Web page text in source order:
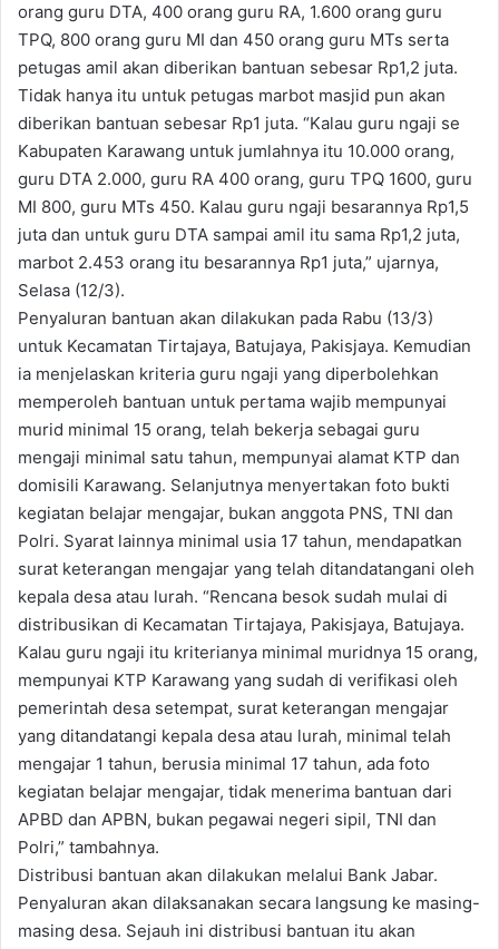
orang guru DTA, 400 orang guru RA, 1.600 orang guru
TPQ, 800 orang guru MI dan 450 orang guru MTs serta
petugas amil akan diberikan bantuan sebesar Rp1,2 juta.
Tidak hanya itu untuk petugas marbot masjid pun akan
diberikan bantuan sebesar Rp1 juta. “Kalau guru ngaji se
Kabupaten Karawang untuk jumlahnya itu 10.000 orang,
guru DTA 2.000, guru RA 400 orang, guru TPQ 1600, guru
MI 800, guru MTs 450. Kalau guru ngaji besarannya Rp1,5
juta dan untuk guru DTA sampai amil itu sama Rp1,2 juta,
marbot 2.453 orang itu besarannya Rp1 juta,” ujarnya,
Selasa (12/3).
Penyaluran bantuan akan dilakukan pada Rabu (13/3)
untuk Kecamatan Tirtajaya, Batujaya, Pakisjaya. Kemudian
ia menjelaskan kriteria guru ngaji yang diperbolehkan
memperoleh bantuan untuk pertama wajib mempunyai
murid minimal 15 orang, telah bekerja sebagai guru
mengaji minimal satu tahun, mempunyai alamat KTP dan
domisili Karawang. Selanjutnya menyertakan foto bukti
kegiatan belajar mengajar, bukan anggota PNS, TNI dan
Polri. Syarat lainnya minimal usia 17 tahun, mendapatkan
surat keterangan mengajar yang telah ditandatangani oleh
kepala desa atau lurah. “Rencana besok sudah mulai di
distribusikan di Kecamatan Tirtajaya, Pakisjaya, Batujaya.
Kalau guru ngaji itu kriterianya minimal muridnya 15 orang,
mempunyai KTP Karawang yang sudah di verifikasi oleh
pemerintah desa setempat, surat keterangan mengajar
yang ditandatangi kepala desa atau lurah, minimal telah
mengajar 1 tahun, berusia minimal 17 tahun, ada foto
kegiatan belajar mengajar, tidak menerima bantuan dari
APBD dan APBN, bukan pegawai negeri sipil, TNI dan
Polri,” tambahnya.
Distribusi bantuan akan dilakukan melalui Bank Jabar.
Penyaluran akan dilaksanakan secara langsung ke masing-
masing desa. Sejauh ini distribusi bantuan itu akan